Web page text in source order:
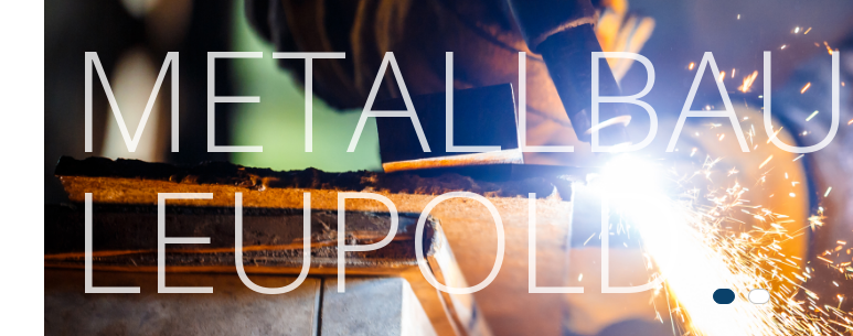
METALLBAU
LEUPOLD